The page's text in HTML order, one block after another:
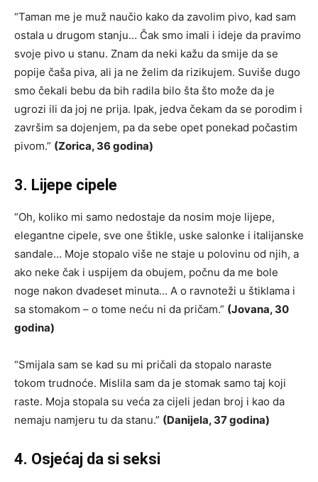
“Taman me je muž naučio kako da zavolim pivo, kad sam
ostala u drugom stanju… Čak smo imali i ideje da pravimo
svoje pivo u stanu. Znam da neki kažu da smije da se
popije čaša piva, ali ja ne želim da rizikujem. Suviše dugo
smo čekali bebu da bih radila bilo šta što može da je
ugrozi ili da joj ne prija. Ipak, jedva čekam da se porodim i
završim sa dojenjem, pa da sebe opet ponekad počastim
pivom.” (Zorica, 36 godina)
3. Lijepe cipele
“Oh, koliko mi samo nedostaje da nosim moje lijepe,
elegantne cipele, sve one štikle, uske salonke i italijanske
sandale… Moje stopalo više ne staje u polovinu od njih, a
ako neke čak i uspijem da obujem, počnu da me bole
noge nakon dvadeset minuta… A o ravnoteži u štiklama i
sa stomakom – o tome neću ni da pričam.” (Jovana, 30
godina)
“Smijala sam se kad su mi pričali da stopalo naraste
tokom trudnoće. Mislila sam da je stomak samo taj koji
raste. Moja stopala su veća za cijeli jedan broj i kao da
nemaju namjeru tu da stanu.” (Danijela, 37 godina)
4. Osjećaj da si seksi